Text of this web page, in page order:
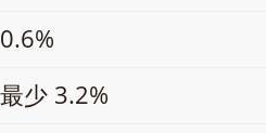
0.6%
最少 3.2%